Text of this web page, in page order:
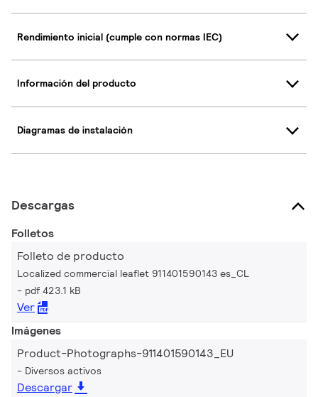
Rendimiento inicial (cumple con normas IEC)
Información del producto
Diagramas de instalación
Descargas
Folletos
Folleto de producto
Localized commercial leaflet 911401590143 es_CL
pdf 423.1 kB
Ver
Imágenes
Product-Photographs-911401590143_EU
Diversos activos
Descargar